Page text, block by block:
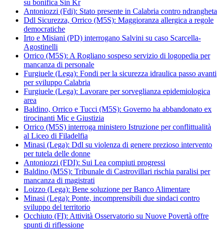
su bonifica Sin Kr
Antoniozzi (Fdi): Stato presente in Calabria contro ndrangheta
Ddl Sicurezza, Orrico (M5S): Maggioranza allergica a regole
democratiche
Irto e Misiani (PD) interrogano Salvini su caso Scarcella-
Agostinelli
Orrico (M5S): A Rogliano sospeso servizio di logopedia per
mancanza di personale
Furgiuele (Lega): Fondi per la sicurezza idraulica passo avanti
per sviluppo Calabria
Furgiuele (Lega): Lavorare per sorveglianza epidemiologica
area
Baldino, Orrico e Tucci (M5S): Governo ha abbandonato ex
tirocinanti Mic e Giustizia
Orrico (M5S) interroga ministero Istruzione per conflittualità
al Liceo di Filadelfia
Minasi (Lega): Ddl su violenza di genere prezioso intervento
per tutela delle donne
Antoniozzi (FDI): Sui Lea compiuti progressi
Baldino (M5S): Tribunale di Castrovillari rischia paralisi per
mancanza di magistrati
Loizzo (Lega): Bene soluzione per Banco Alimentare
Minasi (Lega): Ponte, incomprensibili due sindaci contro
sviluppo del territorio
Occhiuto (FI): Attività Osservatorio su Nuove Povertà offre
spunti di riflessione